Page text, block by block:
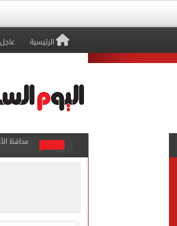
الرئيسية عاجل
الرئيس
ضبط شخص
غلق كلي